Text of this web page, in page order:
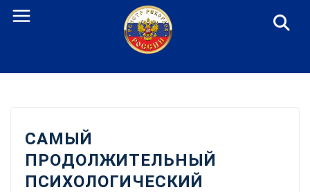
Перейти
САМЫЙ
ПРОДОЛЖИТЕЛЬНЫЙ
ПСИХОЛОГИЧЕСКИЙ